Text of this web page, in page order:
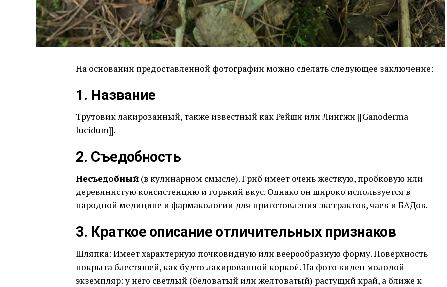
На основании предоставленной фотографии можно сделать следующее заключение:
1. Название
Трутовик лакированный, также известный как Рейши или Лингжи [[Ganoderma
lucidum]].
2. Съедобность
Несъедобный (в кулинарном смысле). Гриб имеет очень жесткую, пробковую или
деревянистую консистенцию и горький вкус. Однако он широко используется в
народной медицине и фармакологии для приготовления экстрактов, чаев и БАДов.
3. Краткое описание отличительных признаков
Шляпка: Имеет характерную почковидную или веерообразную форму. Поверхность
покрыта блестящей, как будто лакированной коркой. На фото виден молодой
экземпляр: у него светлый (беловатый или желтоватый) растущий край, а ближе к